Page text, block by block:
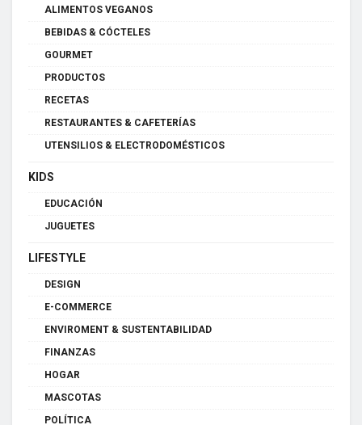
ALIMENTOS VEGANOS
BEBIDAS & CÓCTELES
GOURMET
PRODUCTOS
RECETAS
RESTAURANTES & CAFETERÍAS
UTENSILIOS & ELECTRODOMÉSTICOS
KIDS
EDUCACIÓN
JUGUETES
LIFESTYLE
DESIGN
E-COMMERCE
ENVIROMENT & SUSTENTABILIDAD
FINANZAS
HOGAR
MASCOTAS
POLÍTICA